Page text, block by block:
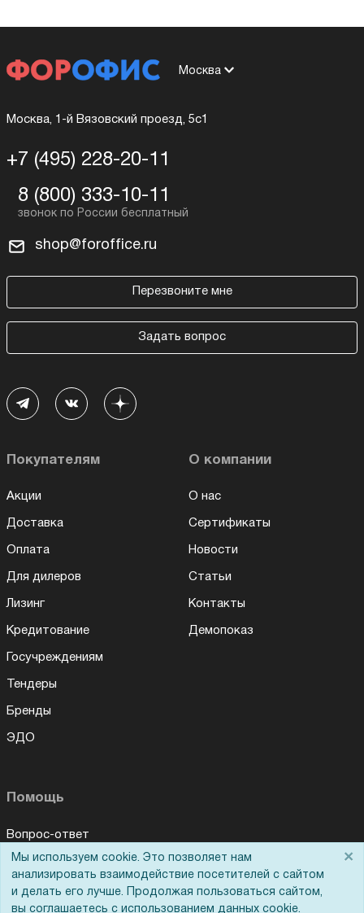
Москва
Москва, 1-й Вязовский проезд, 5с1
+7 (495) 228-20-11
8 (800) 333-10-11
shop@foroffice.ru
Перезвоните мне
Задать вопрос
Покупателям
Акции
Доставка
Оплата
Для дилеров
Лизинг
Кредитование
Госучреждениям
Тендеры
Бренды
ЭДО
О компании
О нас
Сертификаты
Новости
Статьи
Контакты
Демопоказ
Помощь
Вопрос-ответ
Реквизиты
Гарантии и возврат
Мы используем cookie. Это позволяет нам
анализировать взаимодействие посетителей с сайтом
и делать его лучше. Продолжая пользоваться сайтом,
вы соглашаетесь с использованием данных cookie.
×